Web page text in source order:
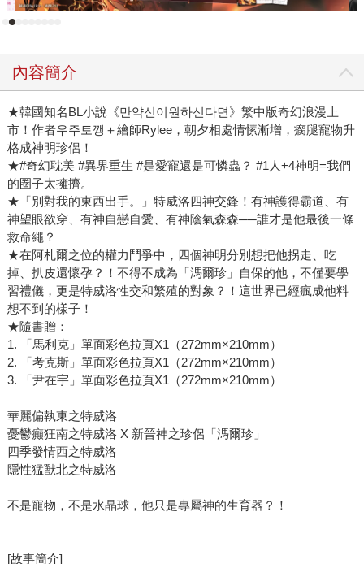
內容簡介
★韓國知名BL小說《만약신이원하신다면》繁中版奇幻浪漫上
市！作者우주토깽＋繪師Rylee，朝夕相處情愫漸增，瘸腿寵物升
格成神明珍侶！
★#奇幻耽美 #異界重生 #是愛寵還是可憐蟲？ #1人+4神明=我們
的圈子太擁擠。
★「別對我的東西出手。」特威洛四神交鋒！有神護得霸道、有
神望眼欲穿、有神自戀自愛、有神陰氣森森──誰才是他最後一條
救命繩？
★在阿札爾之位的權力鬥爭中，四個神明分別想把他拐走、吃
掉、扒皮還懷孕？！不得不成為「溤爾珍」自保的他，不僅要學
習禮儀，更是特威洛性交和繁殖的對象？！這世界已經瘋成他料
想不到的樣子！
★隨書贈：
1. 「馬利克」單面彩色拉頁X1（272mm×210mm）
2. 「考克斯」單面彩色拉頁X1（272mm×210mm）
3. 「尹在宇」單面彩色拉頁X1（272mm×210mm）
華麗偏執東之特威洛
憂鬱癲狂南之特威洛 X 新晉神之珍侶「溤爾珍」
四季發情西之特威洛
隱性猛獸北之特威洛
不是寵物，不是水晶球，他只是專屬神的生育器？！
[故事簡介]